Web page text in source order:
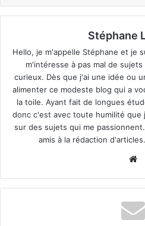
Indépendant·e et autres
Étapes pour obtenir votre
Identifier vos besoins et
Constituer et soumettre
Suivi et validation par les
Astuces pour optimiser votre
Combiner plusieurs
Anticiper délais et frais
Témoignages et retours
Les principaux
étatiques de
Stéphane
Hello, je m'appelle Stéphane et je
m'intéresse à pas mal de
curieux. Dès que j'ai une idée ou
alimenter ce modeste blog qui a
la toile. Ayant fait de longues
donc c'est avec toute humilité que
sur des sujets qui me
amis à la rédaction